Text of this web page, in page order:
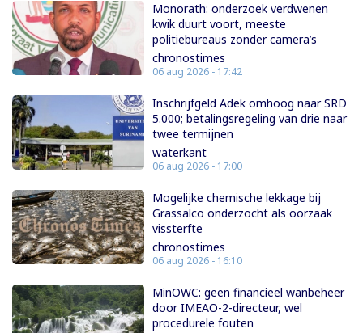
Monorath: onderzoek verdwenen
kwik duurt voort, meeste
politiebureaus zonder camera’s
chronostimes
06 aug 2026 - 17:42
Inschrijfgeld Adek omhoog naar SRD
5.000; betalingsregeling van drie naar
twee termijnen
waterkant
06 aug 2026 - 17:00
Mogelijke chemische lekkage bij
Grassalco onderzocht als oorzaak
vissterfte
chronostimes
06 aug 2026 - 16:10
MinOWC: geen financieel wanbeheer
door IMEAO-2-directeur, wel
procedurele fouten